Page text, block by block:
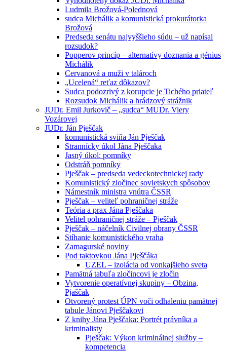
Ludmila Brožová-Polednová
sudca Michálik a komunistická prokurátorka
Brožová
Predseda senátu najvyššieho súdu – už napísal
rozsudok?
Popperov princíp – alternatívy doznania a génius
Michálik
Cervanová a muži v talároch
„Ucelená“ reťaz dôkazov?
Sudca podozrivý z korupcie je Tichého priateľ
Rozsudok Michálik a hrádzový strážnik
JUDr. Emil Jurkovič – „sudca“ MUDr. Viery
Vozárovej
JUDr. Ján Pješčak
komunistická sviňa Ján Pješčak
Strannícky úkol Jána Pješčaka
Jasný úkol: pomníky
Odstráň pomníky
Pješčak – predseda vedeckotechnickej rady
Komunistický zločinec sovietskych spôsobov
Námestník ministra vnútra ČSSR
Pješčak – veliteľ pohraničnej stráže
Teória a prax Jána Pješčaka
Velitel pohraničnej stráže – Pješčak
Pješčak – náčelník Civilnej obrany ČSSR
Stíhanie komunistického vraha
Zamagurské noviny
Pod taktovkou Jána Pješčáka
UZEL – izolácia od vonkajšieho sveta
Pamätná tabuľa zločincovi je zločin
Vytvorenie operatívnej skupiny – Obzina,
Pjaščak
Otvorený protest ÚPN voči odhaleniu pamätnej
tabule Jánovi Pješčakovi
Z knihy Jána Pješčaka: Portrét právníka a
kriminalisty
Pješčak: Výkon kriminálnej služby –
kompetencia